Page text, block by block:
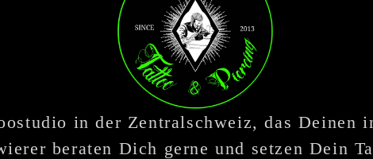
in der Zentralschweiz, das
beraten Dich gerne und setzen Dein